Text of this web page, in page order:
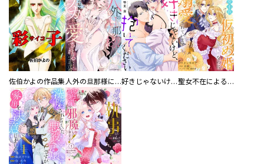
佐伯かよの作品集 人外の旦那様に娶られ毎晩ナカまで愛される…。アンソロジー 好きじゃないけど、抱いてください【電子単行本版／特典おまけ付き】 聖女不在による仮初め婚なのに、不器用な王太子に溺愛されています【電子単行本版／特典おまけ付き】